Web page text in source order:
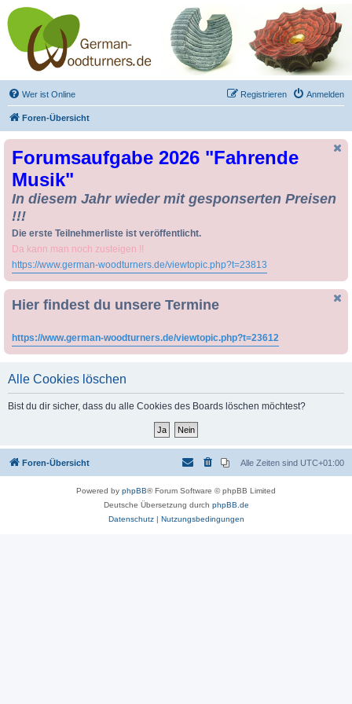
Drechseln und
Kunsthandwerk -
German-Woodturners
*Forum Sauerland*
Der Treffpunkt für Drechsler und Freunde des Kunsthandwerks
Wer ist Online Anmelden
Registrieren
Foren-Übersicht
Forumsaufgabe 2026 "Fahrende
Musik"
In diesem Jahr wieder mit gesponserten Preisen
!!!
Die erste Teilnehmerliste ist veröffentlicht.
Da kann man noch zusteigen !!
https://www.german-woodturners.de/viewtopic.php?t=23813
Hier findest du unsere Termine
https://www.german-woodturners.de/viewtopic.php?t=23612
Alle Cookies löschen
Bist du dir sicher, dass du alle Cookies des Boards löschen möchtest?
Foren-Übersicht Alle Zeiten sind UTC+01:00
Powered by phpBB® Forum Software © phpBB Limited
Deutsche Übersetzung durch phpBB.de
Datenschutz| Nutzungsbedingungen